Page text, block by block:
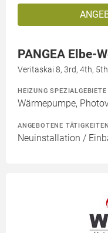
PANGEA Elbe-
Veritaskai 8, 3rd, 4th,
HEIZUNG SPEZIALGEBIETE
Wärmepumpe,
ANGEBOTENE TÄTIGKEITEN
Neuinstallation /